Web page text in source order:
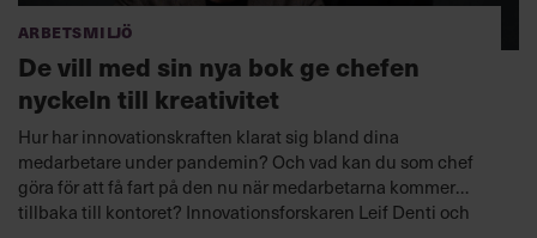
Arbetsmiljö
De vill med sin nya bok ge chefen
nyckeln till kreativitet
Hur har innovationskraften klarat sig bland dina
medarbetare under pandemin? Och vad kan du som chef
göra för att få fart på den nu när medarbetarna kommer
tillbaka till kontoret? Innovationsforskaren Leif Denti och